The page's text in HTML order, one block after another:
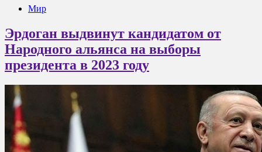
Мир
Эрдоган выдвинут кандидатом от
Народного альянса на выборы
президента в 2023 году